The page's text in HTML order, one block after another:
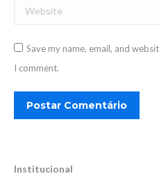
Website
Save my name, email, and
I comment.
Postar Comentário
Institucional